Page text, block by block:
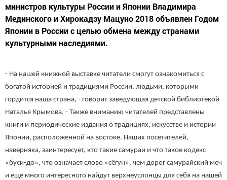
министров культуры России и Японии Владимира
Мединского и Хирокадзу Мацуно 2018 объявлен Годом
Японии в России с целью обмена между странами
культурными наследиями.
- На нашей книжной выставке читатели смогут ознакомиться с
богатой историей и традициями России, людьми, которыми
гордится наша страна, - говорит заведующая детской библиотекой
Наталья Крымова. - Также вниманию читателей представлены
книги и периодические издания о традициях, искусстве и истории
Японии, расположенной на востоке. Наших посетителей,
наверняка, заинтересует, кто такие самураи и что такое кодекс
«буси-до», что означает слово «сёгун», чем дорог самурайский меч
и ещё много интересного найдут верхнеуслонцы для себя на нашей